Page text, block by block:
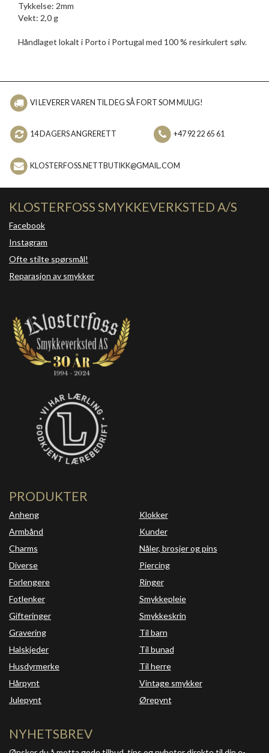
Tykkelse: 2mm
Vekt: 2,0 g
Håndlaget lokalt i Porto i Portugal med 100 % resirkulert sølv.
VI LEVERER VAREN TIL DEG SÅ FORT SOM MULIG!
14 DAGERS ANGRERETT +47 92 22 65 61
KLOSTERFOSS.NETTBUTIKK@GMAIL.COM
KLOSTERFOSS SMYKKEVERKSTED A/S
Facebook
Instagram
Ofte stilte spørsmål!
Reparasjon av smykker
PRODUKTER
Anheng
Armbånd
Charms
Diverse
Forlengere
Fotlenker
Gifteringer
Gravering
Halskjeder
Husdyrmerke
Hårpynt
Julepynt
Klokker
Kunder
Nåler, brosjer og pins
Piercing
Ringer
Smykkepleie
Smykkeskrin
Til barn
Til bunad
Til herre
Vintage smykker
Ørepynt
NYHETSBREV